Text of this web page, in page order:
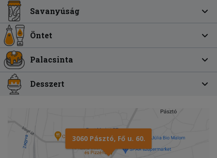
Savanyúság
Öntet
Palacsinta
Desszert
3060 Pásztó, Fő u. 60.